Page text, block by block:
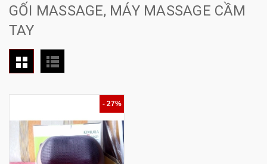
GỐI MASSAGE, MÁY MASSAGE CẦM
TAY
- 27%